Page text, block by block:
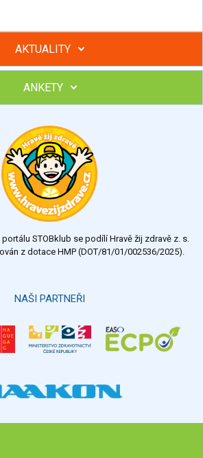
AKTUALITY
lektorky a skupiny v kurzech STOBu
Najděte si odborníka STOBu ve
ANKETY
Všechny ankety
STOBklub se podílí Hravě žij zdravě z. s.
z dotace HMP (DOT/81/01/002536/2025).
NAŠI PARTNEŘI